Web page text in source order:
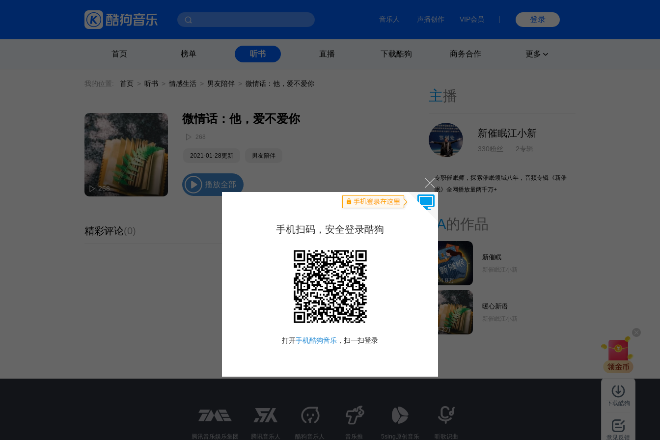
音乐人 声播创作 VIP会员 登录
首页 榜单 听书 直播 下载酷狗 商务合作 更多
我的位置: 首页 > 听书 > 情感生活 > 男友陪伴 > 微情话：他，爱不爱你
268
微情话：他，爱不爱你
268
2021-01-28更新 男友陪伴
播放全部
精彩评论(0) 下载酷狗APP发表评论
主播
新催眠江小新
330粉丝 2专辑
专职催眠师，探索催眠领域八年，音频专辑《新催
眠》全网播放量两千万+
TA的作品
44.8万
新催眠
新催眠江小新
1.2万
暖心新语
新催眠江小新
腾讯音乐娱乐集团 腾讯音乐人 酷狗音乐人 音乐推 5sing原创音乐 听歌识曲
下载酷狗
意见反馈